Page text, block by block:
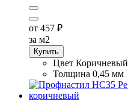
от 457 ₽
за м2
Купить
Цвет Коричневый
Толщина 0,45 мм